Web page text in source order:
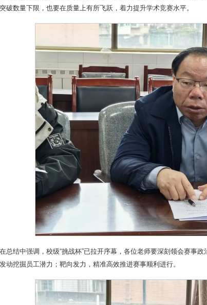
破数量下限，也要在质量上有所飞跃，着力提升学术竞赛水平。
总结中强调，校级“挑战杯”已拉开序幕，各位老师要深刻领会赛事
动挖掘员工潜力；靶向发力，精准高效推进赛事顺利进行。